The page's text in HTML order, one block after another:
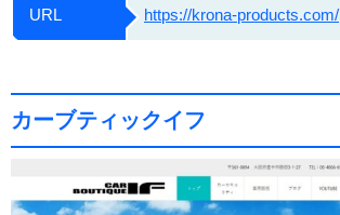
URL https://krona-products.com/
カーブティックイフ